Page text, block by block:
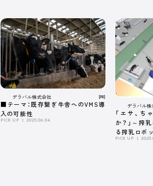
デラバル株式会社 [PR]
■テーマ：既存繋ぎ牛舎へのVMS導
入の可能性
PICK UP 2025.06.04
デラバル
「エサ、ち
か？」～搾
る搾乳ロボ
係～
PICK UP